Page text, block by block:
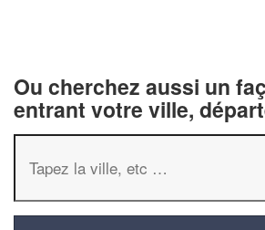
Ou cherchez aussi un
entrant votre ville,